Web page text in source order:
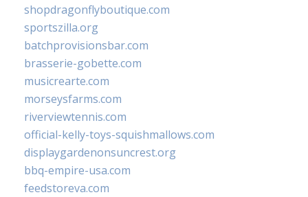
shopdragonflyboutique.com
sportszilla.org
batchprovisionsbar.com
brasserie-gobette.com
musicrearte.com
morseysfarms.com
riverviewtennis.com
official-kelly-toys-squishmallows.com
displaygardenonsuncrest.org
bbq-empire-usa.com
feedstoreva.com